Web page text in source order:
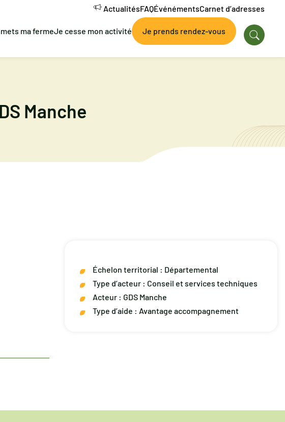
ActualitésFAQÉvénémentsCarnet d’adresses
ma fermeJe cesse mon activité Je prends rendez-vous
Manche
Échelon territorial : Départemental
Type d’acteur : Conseil et services techniques
Acteur : GDS Manche
Type d’aide : Avantage accompagnement